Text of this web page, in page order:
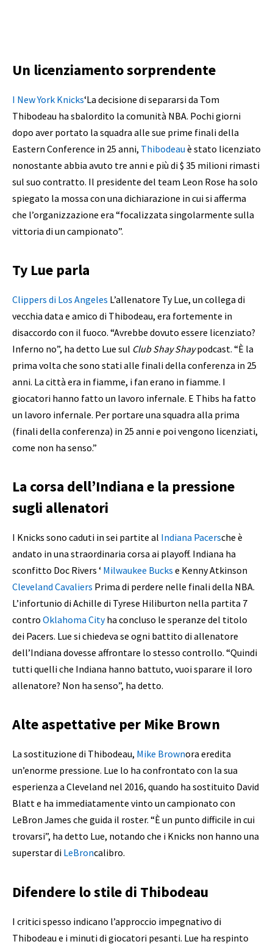
Un licenziamento sorprendente
I New York Knicks‘La decisione di separarsi da Tom
Thibodeau ha sbalordito la comunità NBA. Pochi giorni
dopo aver portato la squadra alle sue prime finali della
Eastern Conference in 25 anni, Thibodeau è stato licenziato
nonostante abbia avuto tre anni e più di $ 35 milioni rimasti
sul suo contratto. Il presidente del team Leon Rose ha solo
spiegato la mossa con una dichiarazione in cui si afferma
che l’organizzazione era “focalizzata singolarmente sulla
vittoria di un campionato”.
Ty Lue parla
Clippers di Los Angeles L’allenatore Ty Lue, un collega di
vecchia data e amico di Thibodeau, era fortemente in
disaccordo con il fuoco. “Avrebbe dovuto essere licenziato?
Inferno no”, ha detto Lue sul Club Shay Shaypodcast. “È la
prima volta che sono stati alle finali della conferenza in 25
anni. La città era in fiamme, i fan erano in fiamme. I
giocatori hanno fatto un lavoro infernale. E Thibs ha fatto
un lavoro infernale. Per portare una squadra alla prima
(finali della conferenza) in 25 anni e poi vengono licenziati,
come non ha senso.”
La corsa dell’Indiana e la pressione
sugli allenatori
I Knicks sono caduti in sei partite al Indiana Pacersche è
andato in una straordinaria corsa ai playoff. Indiana ha
sconfitto Doc Rivers ‘ Milwaukee Bucks e Kenny Atkinson
Cleveland Cavaliers Prima di perdere nelle finali della NBA.
L’infortunio di Achille di Tyrese Hiliburton nella partita 7
contro Oklahoma City ha concluso le speranze del titolo
dei Pacers. Lue si chiedeva se ogni battito di allenatore
dell’Indiana dovesse affrontare lo stesso controllo. “Quindi
tutti quelli che Indiana hanno battuto, vuoi sparare il loro
allenatore? Non ha senso”, ha detto.
Alte aspettative per Mike Brown
La sostituzione di Thibodeau, Mike Brownora eredita
un’enorme pressione. Lue lo ha confrontato con la sua
esperienza a Cleveland nel 2016, quando ha sostituito David
Blatt e ha immediatamente vinto un campionato con
LeBron James che guida il roster. “È un punto difficile in cui
trovarsi”, ha detto Lue, notando che i Knicks non hanno una
superstar di LeBroncalibro.
Difendere lo stile di Thibodeau
I critici spesso indicano l’approccio impegnativo di
Thibodeau e i minuti di giocatori pesanti. Lue ha respinto